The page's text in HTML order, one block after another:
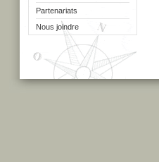
Partenariats
Nous joindre